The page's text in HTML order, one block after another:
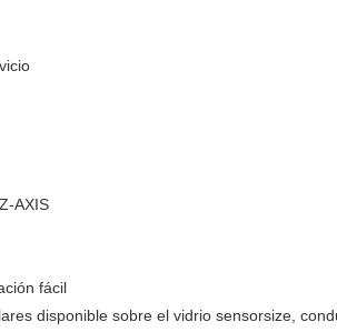
AXIS
fácil
disponible sobre el vidrio sensorsize,